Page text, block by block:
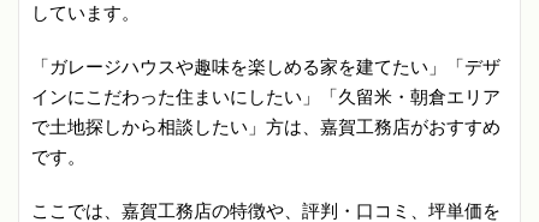
しています。
「ガレージハウスや趣味を楽しめる家を建てたい」「デザ
インにこだわった住まいにしたい」「久留米・朝倉エリア
で土地探しから相談したい」方は、嘉賀工務店がおすすめ
です。
ここでは、嘉賀工務店の特徴や、評判・口コミ、坪単価を